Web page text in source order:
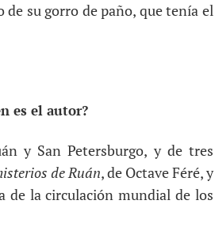
de su gorro de paño, que tenía el
es el autor?
y San Petersburgo, y de tres
de Ruán, de Octave Féré, y
de la circulación mundial de los